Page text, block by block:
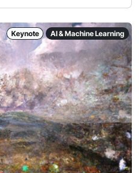
Keynote AI & Machine Learning